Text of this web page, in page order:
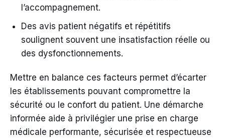
l’accompagnement.
Des avis patient négatifs et répétitifs
soulignent souvent une insatisfaction réelle ou
des dysfonctionnements.
Mettre en balance ces facteurs permet d’écarter
les établissements pouvant compromettre la
sécurité ou le confort du patient. Une démarche
informée aide à privilégier une prise en charge
médicale performante, sécurisée et respectueuse